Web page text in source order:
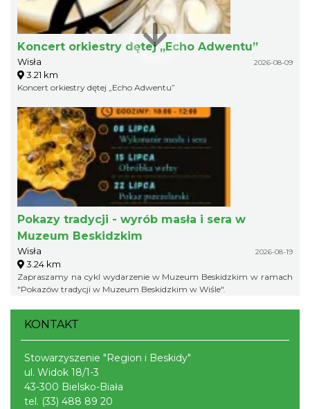
Koncert orkiestry dętej „Echo Adwentu”
Wisła 2026-08-09
3.21 km
Koncert orkiestry dętej „Echo Adwentu”
Pokazy tradycji - wyrób masła i sera w
Muzeum Beskidzkim
Wisła 2026-08-19
3.24 km
Zapraszamy na cykl wydarzenie w Muzeum Beskidzkim w ramach
"Pokazów tradycji w Muzeum Beskidzkim w Wiśle".
KONTAKT
Stowarzyszenie "Region i Beskidy"
ul. Widok 18/1-3
43-300 Bielsko-Biała
tel. (33) 488 89 20